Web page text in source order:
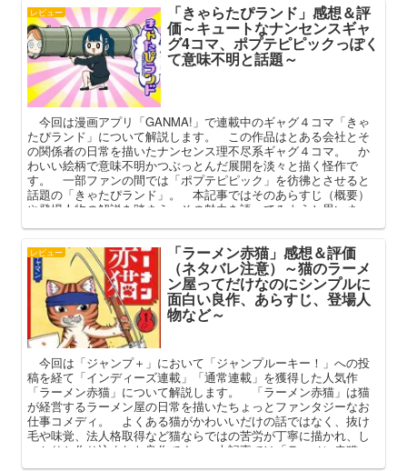
レビュー 「きゃらたぴランド」感想＆評
価～キュートなナンセンスギャ
グ4コマ、ポプテピピックっぽく
て意味不明と話題～
今回は漫画アプリ「GANMA!」で連載中のギャグ４コマ「きゃ
たぴランド」について解説します。 この作品はとある会社とそ
の関係者の日常を描いたナンセンス理不尽系ギャグ４コマ。 か
わいい絵柄で意味不明かつぶっとんだ展開を淡々と描く怪作で
す。 一部ファンの間では「ポプテピピック」を彷彿とさせると
話題の「きゃたぴランド」。 本記事ではそのあらすじ（概要）
や登場人物の解説を踏まえ、その魅力を語ってみようと思いま
レビュー 「ラーメン赤猫」感想＆評価
（ネタバレ注意）～猫のラーメ
ン屋ってだけなのにシンプルに
面白い良作、あらすじ、登場人
物など～
今回は「ジャンプ＋」において「ジャンプルーキー！」への投
稿を経て「インディーズ連載」「通常連載」を獲得した人気作
「ラーメン赤猫」について解説します。 「ラーメン赤猫」は猫
が経営するラーメン屋の日常を描いたちょっとファンタジーなお
仕事コメディ。 よくある猫がかわいいだけの話ではなく、抜け
毛や味覚、法人格取得など猫ならではの苦労が丁寧に描かれ、し
っかりと作り込まれた良作です。 本記事では「ラーメン赤猫」